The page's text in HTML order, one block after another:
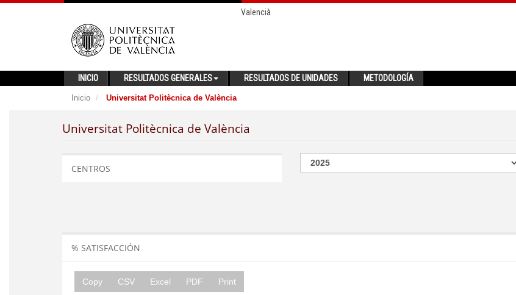
Valencià
INICIO RESULTADOS GENERALES RESULTADOS DE UNIDADES METODOLOGÍA
Inicio Universitat Politècnica de València
Universitat Politècnica de València
CENTROS
% SATISFACCIÓN
Copy CSV Excel PDF Print